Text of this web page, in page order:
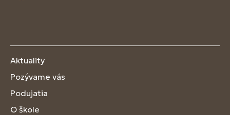
Aktuality
Pozývame vás
Podujatia
O škole